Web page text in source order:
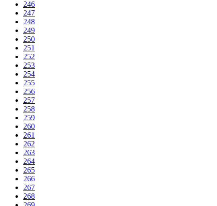
246
247
248
249
250
251
252
253
254
255
256
257
258
259
260
261
262
263
264
265
266
267
268